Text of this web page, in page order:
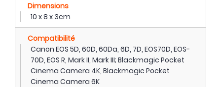
Dimensions
10 x 8 x 3cm
Compatibilité
Canon EOS 5D, 60D, 60Da, 6D, 7D, EOS70D, EOS-
70D, EOS R, Mark II, Mark III; Blackmagic Pocket
Cinema Camera 4K, Blackmagic Pocket
Cinema Camera 6K